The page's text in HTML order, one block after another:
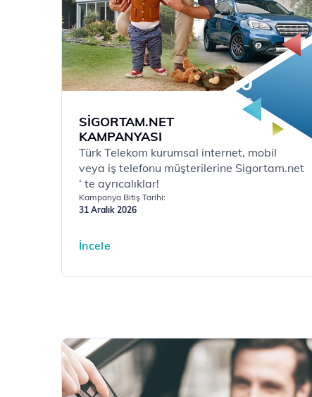
SİGORTAM.NET
KAMPANYASI
Türk Telekom kurumsal internet, mobil
veya iş telefonu müşterilerine Sigortam.net
‘ te ayrıcalıklar!
Kampanya Bitiş Tarihi:
31 Aralık 2026
İncele
%10
indirim